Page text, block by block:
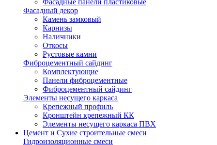
Фасадные панели пластиковые
Фасадный декор
Камень замковый
Карнизы
Наличники
Откосы
Рустовые камни
Фиброцементный сайдинг
Комплектующие
Панели фиброцементные
Фиброцементный сайдинг
Элементы несущего каркаса
Крепежный профиль
Кронштейн крепежный КК
Элементы несущего каркаса ПВХ
Цемент и Сухие строительные смеси
Гидроизоляционные смеси